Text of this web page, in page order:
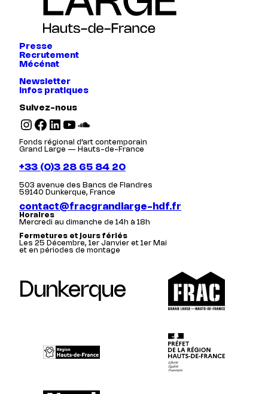
Presse
Recrutement
Mécénat
Newsletter
Infos pratiques
Suivez-nous
Instagram Facebook LinkedIn YouTube SoundCloud
Fonds régional d’art contemporain
Grand Large — Hauts-de-France
+33 (0)3 28 65 84 20
503 avenue des Bancs de Flandres
59140 Dunkerque, France
contact@fracgrandlarge-hdf.fr
Horaires
Mercredi au dimanche de 14h à 18h
Fermetures et jours fériés
Les 25 Décembre, 1er Janvier et 1er Mai
et en périodes de montage
Dunkerque